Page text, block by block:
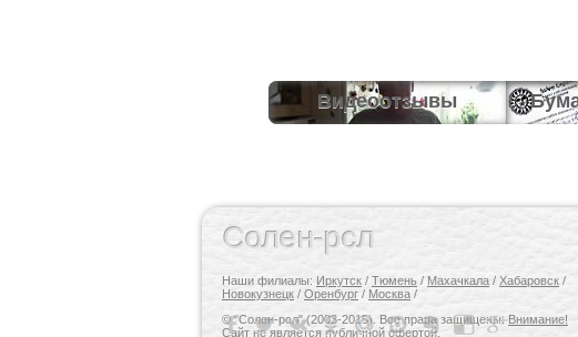
Видеоотзывы
Солен-рсл
Наши филиалы: Иркутск / Тюмень / Махачкала / Хабаровск /
Новокузнецк / Оренбург / Москва /
© "Солен-рсл" (2003-2015). Все права защищены.Внимание!
Сайт не является публичной офертой.